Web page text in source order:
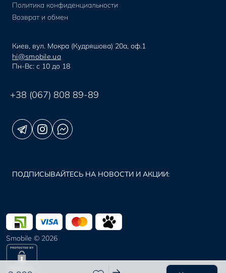
Политика конфиденциальности
Возврат и обмен
Киев, вул. Мокра (Кудряшова) 20а, оф.1
hi@smobile.ua
Пн-Вс: с 10 до 18
+38 (067) 808 89-89
ПОДПИСЫВАЙТЕСЬ НА НОВОСТИ И АКЦИИ:
Smobile © 2026